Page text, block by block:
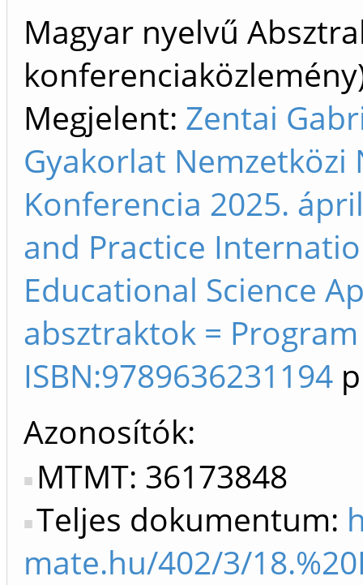
Magyar nyelvű
Megjelent: Zentai
Gyakorlat
Konferencia 2025.
and Practice
Educational Science
absztraktok =
ISBN:9789636231194
Azonosítók
MTMT: 36173848
Teljes dokumentum:
mate.hu/402/3/